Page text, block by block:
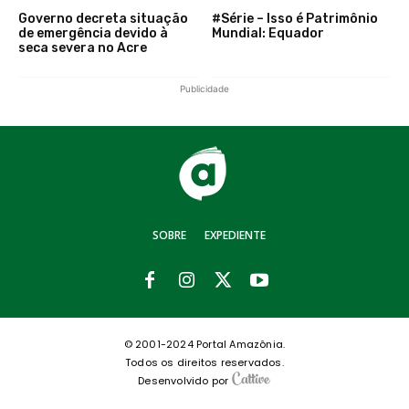
Governo decreta situação
de emergência devido à
seca severa no Acre
#Série – Isso é Patrimônio
Mundial: Equador
Publicidade
SOBRE EXPEDIENTE
© 2001-2024 Portal Amazônia.
Todos os direitos reservados.
Desenvolvido por